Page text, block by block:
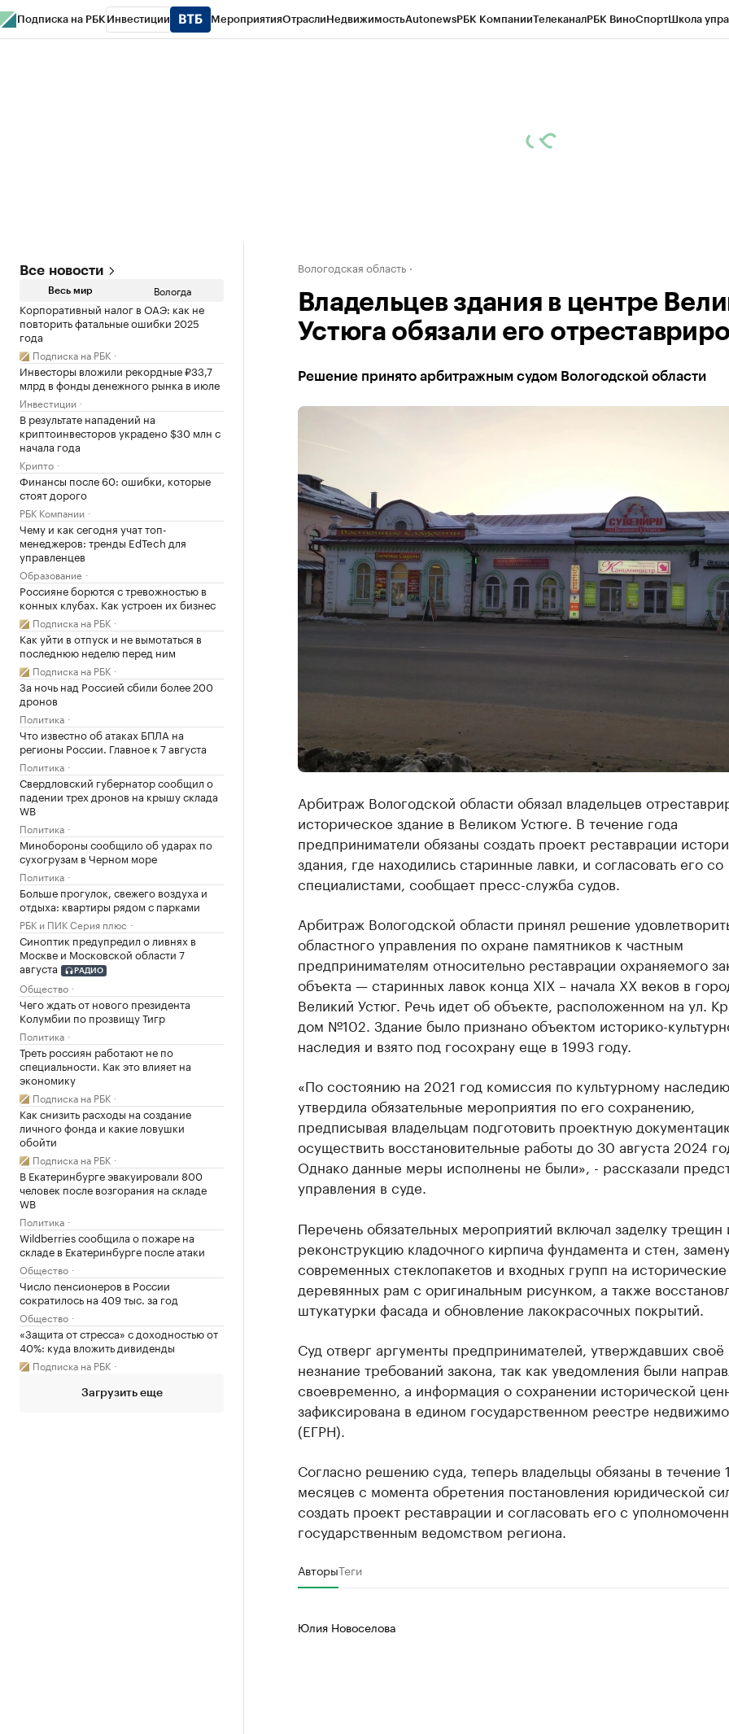
Подписка на РБК Инвестиции МероприятияОтраслиНедвижимостьAutonewsРБК КомпанииТелеканалРБК ВиноСпортШкола
Все новости
Весь мир Вологда
Корпоративный налог в ОАЭ: как не
повторить фатальные ошибки 2025
года
Подписка на РБК
Инвесторы вложили рекордные ₽33,7
млрд в фонды денежного рынка в июле
Инвестиции
В результате нападений на
криптоинвесторов украдено $30 млн с
начала года
Крипто
Финансы после 60: ошибки, которые
стоят дорого
РБК Компании
Чему и как сегодня учат топ-
менеджеров: тренды EdTech для
управленцев
Образование
Россияне борются с тревожностью в
конных клубах. Как устроен их бизнес
Подписка на РБК
Как уйти в отпуск и не вымотаться в
последнюю неделю перед ним
Подписка на РБК
За ночь над Россией сбили более 200
дронов
Политика
Что известно об атаках БПЛА на
регионы России. Главное к 7 августа
Политика
Свердловский губернатор сообщил о
падении трех дронов на крышу склада
WB
Политика
Минобороны сообщило об ударах по
сухогрузам в Черном море
Политика
Больше прогулок, свежего воздуха и
отдыха: квартиры рядом с парками
РБК и ПИК Серия плюс
Синоптик предупредил о ливнях в
Москве и Московской области 7
августа
РАДИО
Общество
Чего ждать от нового президента
Колумбии по прозвищу Тигр
Политика
Треть россиян работают не по
специальности. Как это влияет на
экономику
Подписка на РБК
Как снизить расходы на создание
личного фонда и какие ловушки
обойти
Подписка на РБК
В Екатеринбурге эвакуировали 800
человек после возгорания на складе
WB
Политика
Wildberries сообщила о пожаре на
складе в Екатеринбурге после атаки
Общество
Число пенсионеров в России
сократилось на 409 тыс. за год
Общество
«Защита от стресса» с доходностью от
40%: куда вложить дивиденды
Подписка на РБК
Загрузить еще
Вологодская область
Владельцев здания в центре
Устюга обязали его
Решение принято арбитражным судом Вологодской области
Арбитраж Вологодской области обязал владельцев
историческое здание в Великом Устюге. В течение года
предприниматели обязаны создать проект реставрации
здания, где находились старинные лавки, и согласовать его со
специалистами, сообщает пресс-служба судов.
Арбитраж Вологодской области принял решение
областного управления по охране памятников к частным
предпринимателям относительно реставрации охраняемого
объекта — старинных лавок конца XIX – начала XX веков в
Великий Устюг. Речь идет об объекте, расположенном на ул.
дом №102. Здание было признано объектом историко-
наследия и взято под госохрану еще в 1993 году.
«По состоянию на 2021 год комиссия по культурному наследию
утвердила обязательные мероприятия по его сохранению,
предписывая владельцам подготовить проектную
осуществить восстановительные работы до 30 августа 2024
Однако данные меры исполнены не были», - рассказали
управления в суде.
Перечень обязательных мероприятий включал заделку трещин
реконструкцию кладочного кирпича фундамента и стен,
современных стеклопакетов и входных групп на исторические
деревянных рам с оригинальным рисунком, а также
штукатурки фасада и обновление лакокрасочных покрытий.
Суд отверг аргументы предпринимателей, утверждавших своё
незнание требований закона, так как уведомления были
своевременно, а информация о сохранении исторической
зафиксирована в едином государственном реестре
(ЕГРН).
Согласно решению суда, теперь владельцы обязаны в течение
месяцев с момента обретения постановления юридической
создать проект реставрации и согласовать его с
государственным ведомством региона.
АвторыТеги
Юлия Новоселова